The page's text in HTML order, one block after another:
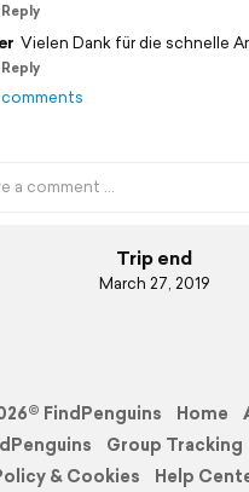
Reply
Vielen Dank für die schnelle
Reply
Trip end
March 27, 2019
FindPenguins Home
Group Tracking
& Cookies
Help